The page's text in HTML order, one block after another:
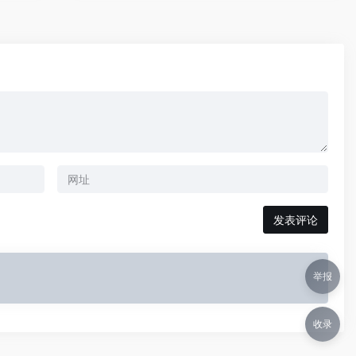
举报
收录